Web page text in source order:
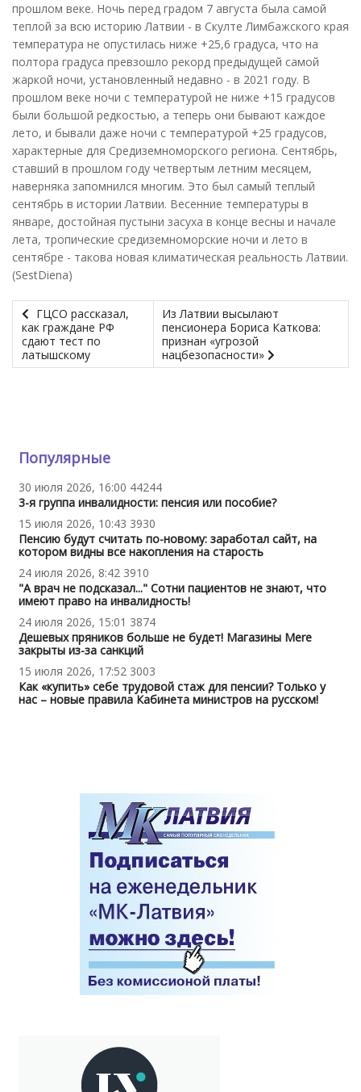
прошлом веке. Ночь перед градом 7 августа была самой
теплой за всю историю Латвии - в Скулте Лимбажского края
температура не опустилась ниже +25,6 градуса, что на
полтора градуса превзошло рекорд предыдущей самой
жаркой ночи, установленный недавно - в 2021 году. В
прошлом веке ночи с температурой не ниже +15 градусов
были большой редкостью, а теперь они бывают каждое
лето, и бывали даже ночи с температурой +25 градусов,
характерные для Средиземноморского региона. Сентябрь,
ставший в прошлом году четвертым летним месяцем,
наверняка запомнился многим. Это был самый теплый
сентябрь в истории Латвии. Весенние температуры в
январе, достойная пустыни засуха в конце весны и начале
лета, тропические средиземноморские ночи и лето в
сентябре - такова новая климатическая реальность Латвии.
(SestDiena)
ГЦСО рассказал,
как граждане РФ
сдают тест по
латышскому
Из Латвии высылают
пенсионера Бориса Каткова:
признан «угрозой
нацбезопасности»
Популярные
30 июля 2026, 16:00 44244
3-я группа инвалидности: пенсия или пособие?
15 июля 2026, 10:43 3930
Пенсию будут считать по-новому: заработал сайт, на
котором видны все накопления на старость
24 июля 2026, 8:42 3910
"А врач не подсказал..." Сотни пациентов не знают, что
имеют право на инвалидность!
24 июля 2026, 15:01 3874
Дешевых пряников больше не будет! Магазины Mere
закрыты из-за санкций
15 июля 2026, 17:52 3003
Как «купить» себе трудовой стаж для пенсии? Только у
нас – новые правила Кабинета министров на русском!